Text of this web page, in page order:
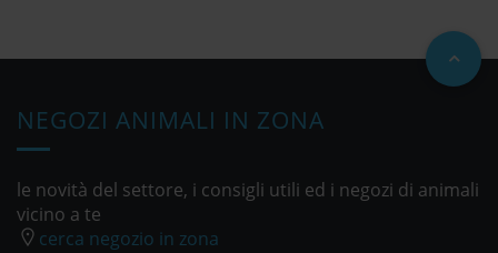
NEGOZI ANIMALI IN ZONA
le novità del settore, i consigli utili ed i negozi di animali
vicino a te
cerca negozio in zona